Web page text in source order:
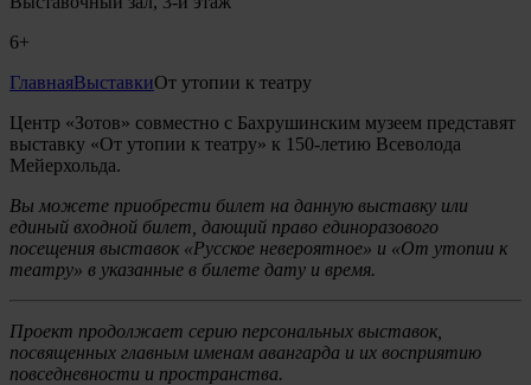
6+
ГлавнаяВыставкиОт утопии к театру
Центр «Зотов» совместно с Бахрушинским музеем представят
выставку «От утопии к театру» к 150-летию Всеволода
Мейерхольда.
Вы можете приобрести билет на данную выставку или
единый входной билет, дающий право единоразового
посещения выставок «Русское невероятное» и «От утопии к
театру»‎ в указанные в билете дату и время.
Проект продолжает серию персональных выставок,
посвященных главным именам авангарда и их восприятию
повседневности и пространства.